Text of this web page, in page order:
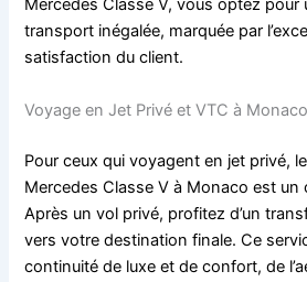
Mercedes Classe V, vous optez pour
transport inégalée, marquée par
satisfaction du client.
Voyage en Jet Privé et VTC à Monaco
Pour ceux qui voyagent en jet privé,
Mercedes Classe V à Monaco est
Après un vol privé, profitez d’un
vers votre destination finale. Ce
continuité de luxe et de confort, de